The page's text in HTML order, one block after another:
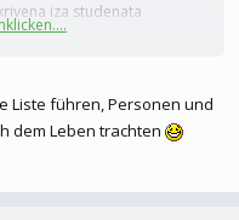
iza studenata
Beogradu. Ovoga puta,
J. Vučićević,
Liste führen, Personen und
dem Leben trachten